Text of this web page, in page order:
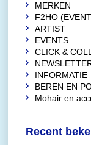
MERKEN
F2HO
ARTIST
EVENTS
CLICK &
INFORMATIE
BEREN EN
Mohair en
Recent